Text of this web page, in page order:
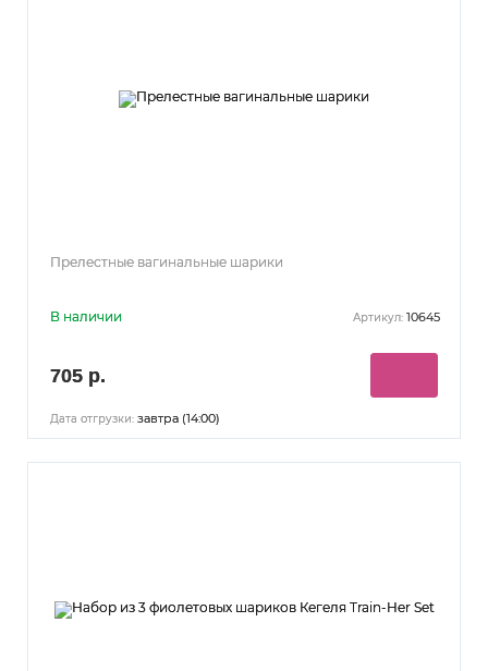
Прелестные вагинальные шарики
В наличии Артикул: 10645
705 р.
Дата отгрузки: завтра (14:00)